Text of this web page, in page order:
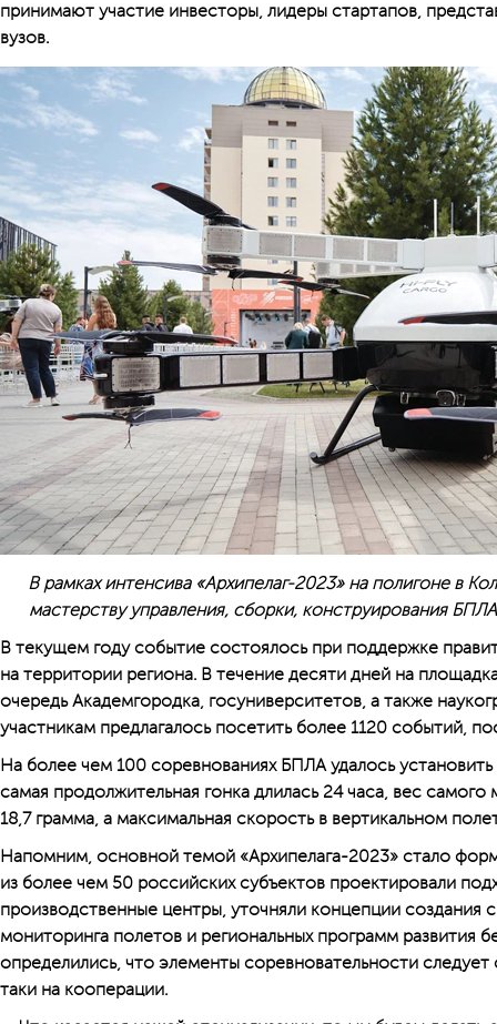
принимают участие инвесторы, лидеры стартапов,
вузов.
В рамках интенсива «Архипелаг-2023» на полигоне в
мастерству управления, сборки, конструирования
В текущем году событие состоялось при поддержке
на территории региона. В течение десяти дней на
очередь Академгородка, госуниверситетов, а также
участникам предлагалось посетить более 1120 событий,
На более чем 100 соревнованиях БПЛА удалось установить
самая продолжительная гонка длилась 24 часа, вес самого
18,7 грамма, а максимальная скорость в вертикальном
Напомним, основной темой «Архипелага-2023» стало
из более чем 50 российских субъектов проектировали
производственные центры, уточняли концепции создания
мониторинга полетов и региональных программ развития
определились, что элементы соревновательности следует
таки на кооперации.